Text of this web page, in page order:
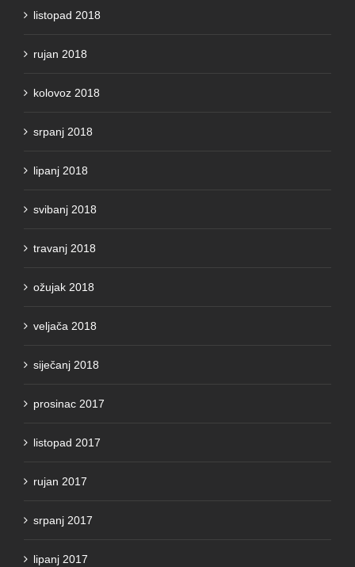
listopad 2018
rujan 2018
kolovoz 2018
srpanj 2018
lipanj 2018
svibanj 2018
travanj 2018
ožujak 2018
veljača 2018
siječanj 2018
prosinac 2017
listopad 2017
rujan 2017
srpanj 2017
lipanj 2017